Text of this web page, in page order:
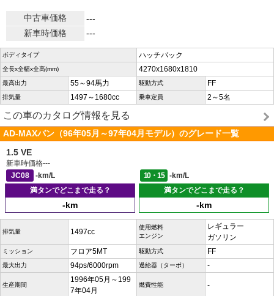
中古車価格
---
新車時価格
---
ボディタイプ ハッチバック
全長x全幅x全高(mm) 4270x1680x1810
最高出力 55～94馬力 駆動方式 FF
排気量 1497～1680cc 乗車定員 2～5名
この車のカタログ情報を見る
AD-MAXバン（96年05月～97年04月モデル）のグレード一覧
1.5 VE
新車時価格---
JC08
-km/L 10・15
-km/L
満タンでどこまで走る？
-km
満タンでどこまで走る？
-km
排気量 1497cc
使用燃料
エンジン
レギュラー
ガソリン
ミッション フロア5MT 駆動方式 FF
最大出力 94ps/6000rpm 過給器（ターボ） -
生産期間
1996年05月～199
7年04月
燃費性能 -